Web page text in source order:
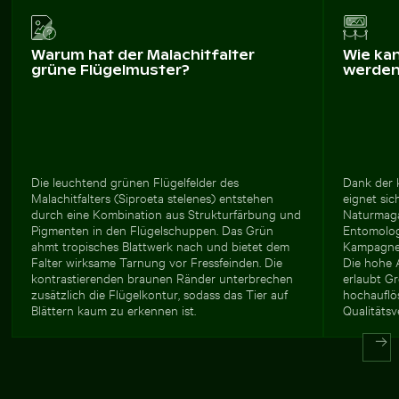
Warum hat der Malachitfalter
grüne Flügelmuster?
Die leuchtend grünen Flügelfelder des
Malachitfalters (Siproeta stelenes) entstehen
durch eine Kombination aus Strukturfärbung und
Pigmenten in den Flügelschuppen. Das Grün
ahmt tropisches Blattwerk nach und bietet dem
Falter wirksame Tarnung vor Fressfeinden. Die
kontrastierenden braunen Ränder unterbrechen
zusätzlich die Flügelkontur, sodass das Tier auf
Blättern kaum zu erkennen ist.
Wie
Dank der
eignet
Die hohe
erlaubt